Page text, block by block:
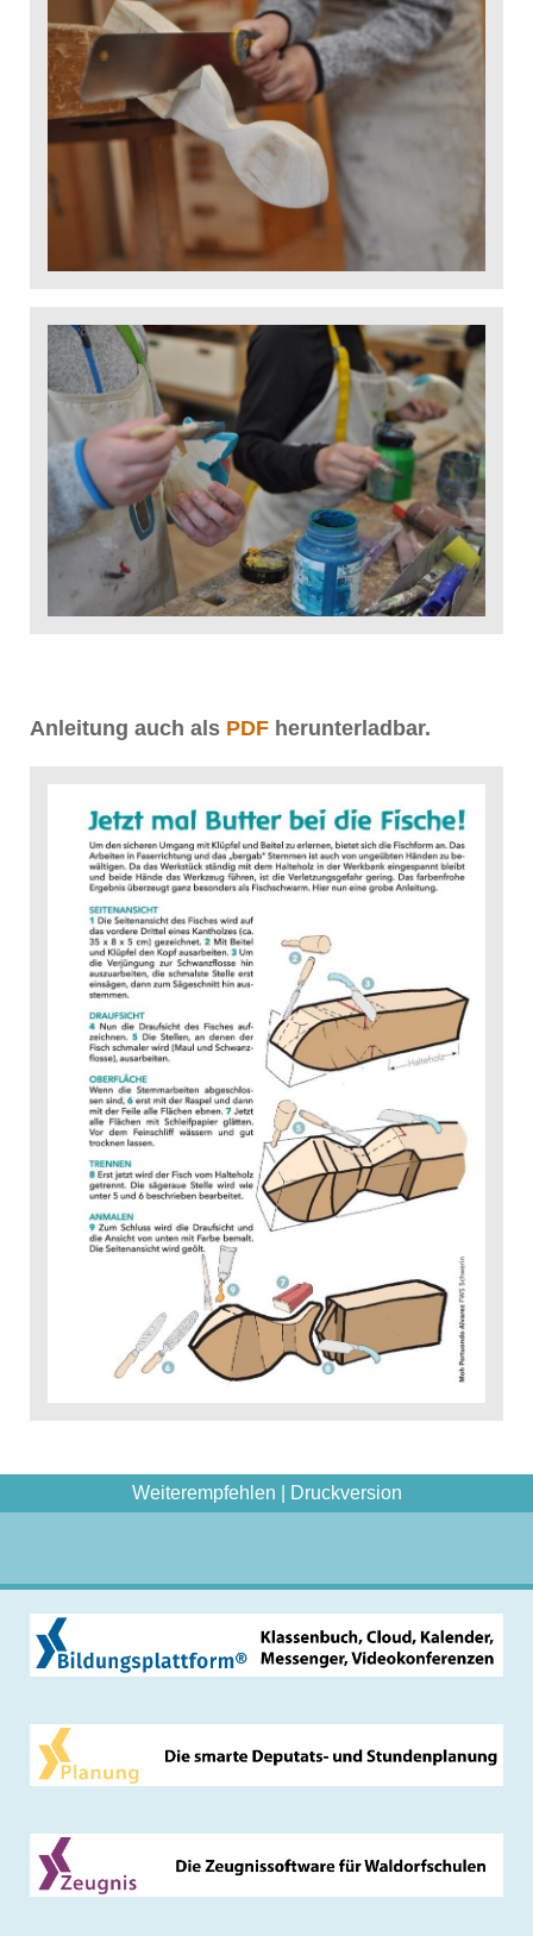
Anleitung auch als PDF herunterladbar.
Weiterempfehlen Druckversion